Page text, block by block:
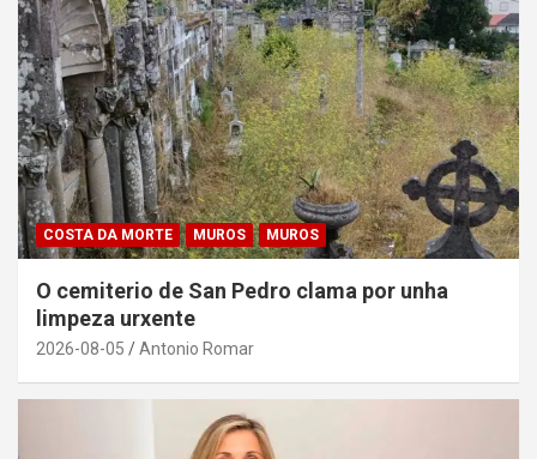
COSTA DA MORTE MUROS MUROS
O cemiterio de San Pedro clama por unha
limpeza urxente
2026-08-05 Antonio Romar